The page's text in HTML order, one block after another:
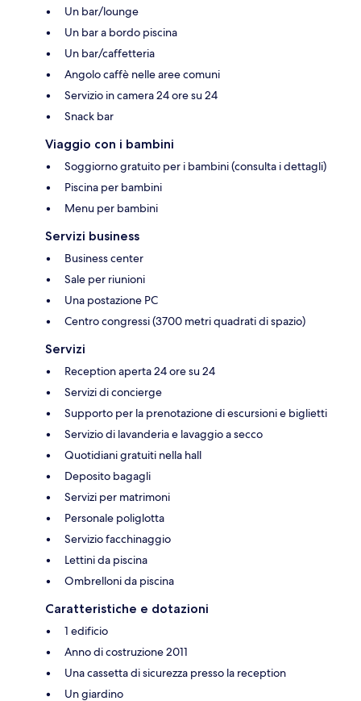
Un bar/lounge
Un bar a bordo piscina
Un bar/caffetteria
Angolo caffè nelle aree comuni
Servizio in camera 24 ore su 24
Snack bar
Viaggio con i bambini
Soggiorno gratuito per i bambini (consulta i dettagli)
Piscina per bambini
Menu per bambini
Servizi business
Business center
Sale per riunioni
Una postazione PC
Centro congressi (3700 metri quadrati di spazio)
Servizi
Reception aperta 24 ore su 24
Servizi di concierge
Supporto per la prenotazione di escursioni e biglietti
Servizio di lavanderia e lavaggio a secco
Quotidiani gratuiti nella hall
Deposito bagagli
Servizi per matrimoni
Personale poliglotta
Servizio facchinaggio
Lettini da piscina
Ombrelloni da piscina
Caratteristiche e dotazioni
1 edificio
Anno di costruzione 2011
Una cassetta di sicurezza presso la reception
Un giardino